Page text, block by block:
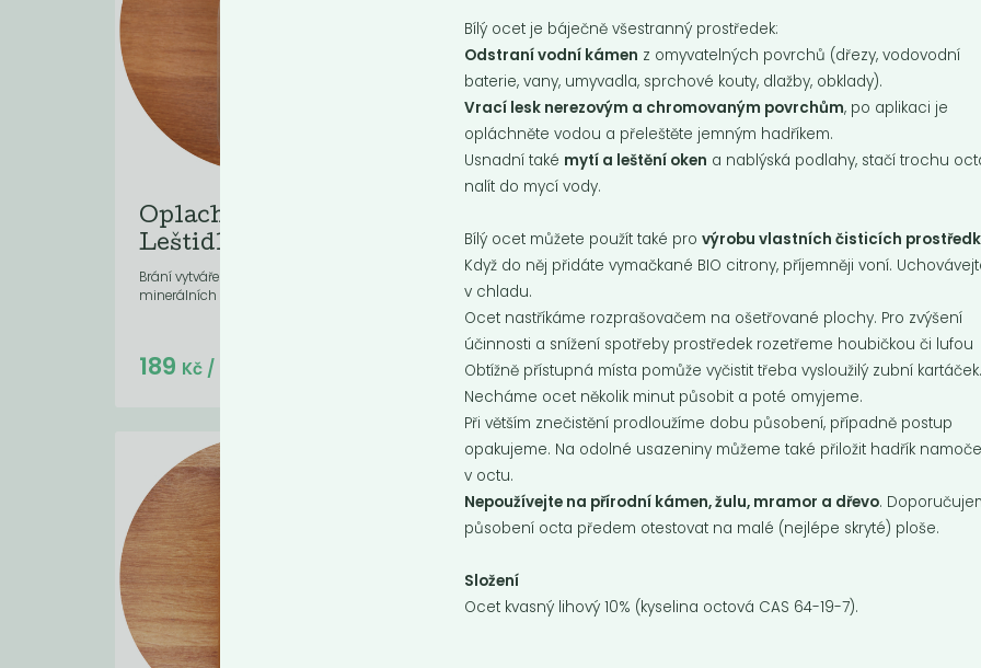
Oplach do myčky -
Leštidlo
Brání vytváření bílého povlaku z
minerálních usazenin na nádobí.
Do košíku:
189 Kč/ Kg
Koncentrát na šetrné praní barevného
prádla. Jeden litr až na 33 praní.
Parfémovaný...
(169
169Kč / Kg
TIERRA VERDE prací gel pro
pokožku je speciálně vyvinut pro
169Kč/ Kg
Bílý ocet je báječně všestranný prostředek:
Odstraní vodní kámen z omyvatelných povrchů (dřezy, vodovodní
baterie, vany, umyvadla, sprchové kouty, dlažby, obklady).
Vrací lesk nerezovým a chromovaným povrchům, po aplikaci je
opláchněte vodou a přeleštěte jemným hadříkem.
Usnadní také mytí a leštění oken a nablýská podlahy, stačí trochu
nalít do mycí vody.
Bílý ocet můžete použít také provýrobu vlastních čisticích
Když do něj přidáte vymačkané BIO citrony, příjemněji voní.
v chladu.
Ocet nastříkáme rozprašovačem na ošetřované plochy. Pro zvýšení
účinnosti a snížení spotřeby prostředek rozetřeme houbičkou či lufou
Obtížně přístupná místa pomůže vyčistit třeba vysloužilý zubní kartáček.
Necháme ocet několik minut působit a poté omyjeme.
Při větším znečistění prodloužíme dobu působení, případně postup
opakujeme. Na odolné usazeniny můžeme také přiložit hadřík
v octu.
Nepoužívejte na přírodní kámen, žulu, mramor a dřevo.
působení octa předem otestovat na malé (nejlépe skryté) ploše.
Složení
Ocet kvasný lihový 10% (kyselina octová CAS 64-19-7).